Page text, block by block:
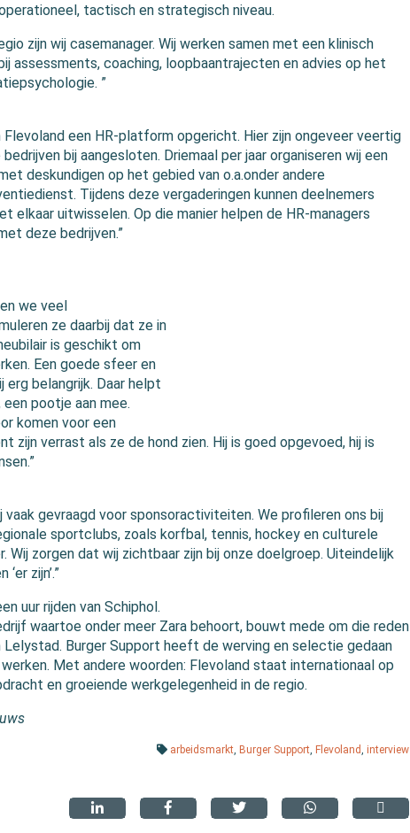
tactisch en strategisch niveau.
zijn wij casemanager. Wij werken samen met een klinisch
assessments, coaching, loopbaantrajecten en advies op het
”
Flevoland een HR-platform opgericht. Hier zijn ongeveer veertig
bij aangesloten. Driemaal per jaar organiseren wij een
deskundigen op het gebied van o.a.onder andere
Tijdens deze vergaderingen kunnen deelnemers
elkaar uitwisselen. Op die manier helpen de HR-managers
deze bedrijven.”
we veel
ze daarbij dat ze in
is geschikt om
Een goede sfeer en
erg belangrijk. Daar helpt
pootje aan mee.
komen voor een
zijn verrast als ze de hond zien. Hij is goed opgevoed, hij is
vaak gevraagd voor sponsoractiviteiten. We profileren ons bij
sportclubs, zoals korfbal, tennis, hockey en culturele
zorgen dat wij zichtbaar zijn bij onze doelgroep. Uiteindelijk
zijn’.”
uur rijden van Schiphol.
waartoe onder meer Zara behoort, bouwt mede om die reden
Burger Support heeft de werving en selectie gedaan
Met andere woorden: Flevoland staat internationaal op
en groeiende werkgelegenheid in de regio.
arbeidsmarkt, Burger Support, Flevoland,interview